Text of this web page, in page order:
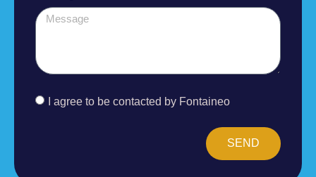
I agree to be contacted by Fontaineo
SEND